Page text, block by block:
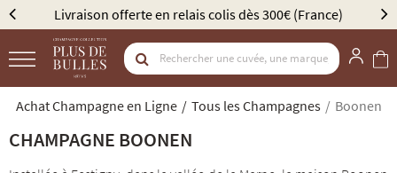
(France) Élu Meilleur Caviste Champagne par
Achat Champagne en Ligne Tous les Champagnes Boonen
CHAMPAGNE BOONEN